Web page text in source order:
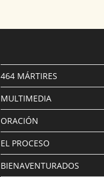
464 MÁRTIRES
MULTIMEDIA
ORACIÓN
EL PROCESO
BIENAVENTURADOS